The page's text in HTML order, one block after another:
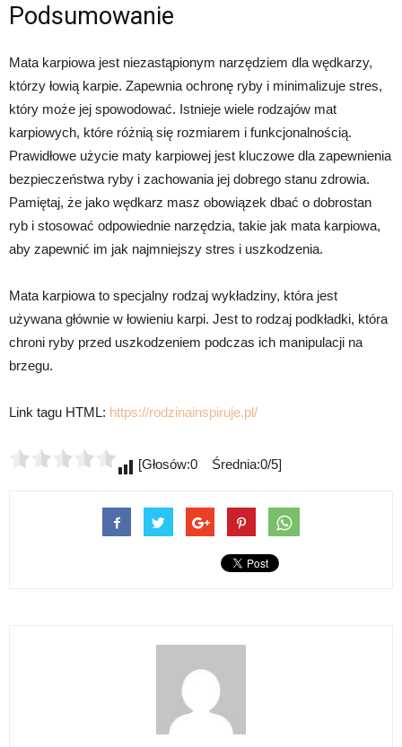
Podsumowanie
Mata karpiowa jest niezastąpionym narzędziem dla wędkarzy,
którzy łowią karpie. Zapewnia ochronę ryby i minimalizuje stres,
który może jej spowodować. Istnieje wiele rodzajów mat
karpiowych, które różnią się rozmiarem i funkcjonalnością.
Prawidłowe użycie maty karpiowej jest kluczowe dla zapewnienia
bezpieczeństwa ryby i zachowania jej dobrego stanu zdrowia.
Pamiętaj, że jako wędkarz masz obowiązek dbać o dobrostan
ryb i stosować odpowiednie narzędzia, takie jak mata karpiowa,
aby zapewnić im jak najmniejszy stres i uszkodzenia.
Mata karpiowa to specjalny rodzaj wykładziny, która jest
używana głównie w łowieniu karpi. Jest to rodzaj podkładki, która
chroni ryby przed uszkodzeniem podczas ich manipulacji na
brzegu.
Link tagu HTML: https://rodzinainspiruje.pl/
[Głosów:0 Średnia:0/5]